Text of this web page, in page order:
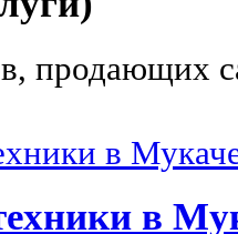
продающих
в